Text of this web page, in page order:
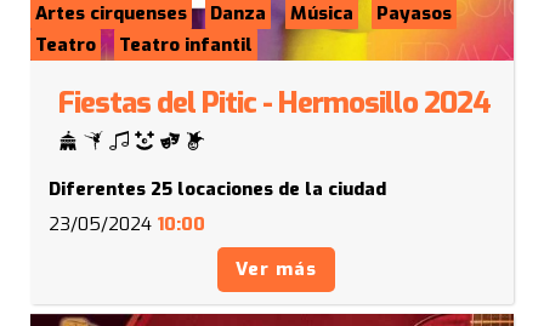
Artes cirquenses Danza Música
Payasos
Teatro
Teatro infantil
Fiestas del Pitic - Hermosillo 2024
Diferentes 25 locaciones de la ciudad
23/05/2024 10:00
Ver más